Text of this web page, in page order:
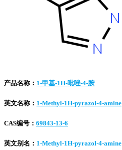
产品名称： 1-甲基-1H-吡唑-4-胺
英文名称： 1-Methyl-1H-pyrazol-4-amine
CAS编号： 69843-13-6
英文别名： 1-Methyl-1H-pyrazol-4-amine